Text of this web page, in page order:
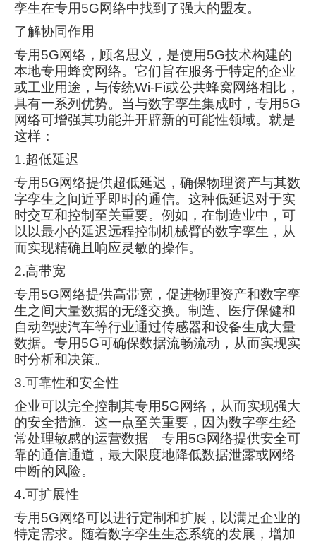
孪生在专用5G网络中找到了强大的盟友。
了解协同作用
专用5G网络，顾名思义，是使用5G技术构建的
本地专用蜂窝网络。它们旨在服务于特定的企业
或工业用途，与传统Wi-Fi或公共蜂窝网络相比，
具有一系列优势。当与数字孪生集成时，专用5G
网络可增强其功能并开辟新的可能性领域。就是
这样：
1.超低延迟
专用5G网络提供超低延迟，确保物理资产与其数
字孪生之间近乎即时的通信。这种低延迟对于实
时交互和控制至关重要。例如，在制造业中，可
以以最小的延迟远程控制机械臂的数字孪生，从
而实现精确且响应灵敏的操作。
2.高带宽
专用5G网络提供高带宽，促进物理资产和数字孪
生之间大量数据的无缝交换。制造、医疗保健和
自动驾驶汽车等行业通过传感器和设备生成大量
数据。专用5G可确保数据流畅流动，从而实现实
时分析和决策。
3.可靠性和安全性
企业可以完全控制其专用5G网络，从而实现强大
的安全措施。这一点至关重要，因为数字孪生经
常处理敏感的运营数据。专用5G网络提供安全可
靠的通信通道，最大限度地降低数据泄露或网络
中断的风险。
4.可扩展性
专用5G网络可以进行定制和扩展，以满足企业的
特定需求。随着数字孪生生态系统的发展，增加